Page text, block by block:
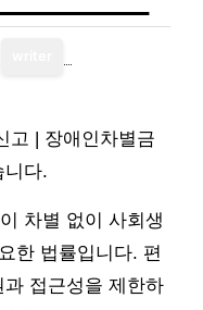
고 | 장애인차별금
니다.
차별 없이 사회생
한 법률입니다. 편
접근성을 제한하